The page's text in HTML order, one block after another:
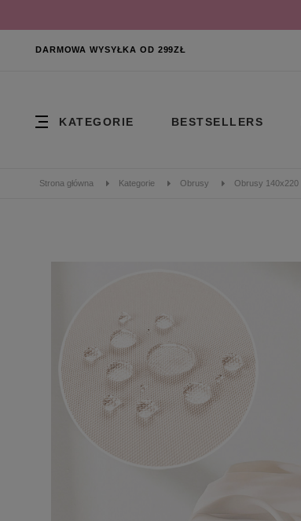
DARMOWA WYSYŁKA OD 299ZŁ
KATEGORIE BESTSELLERS
Strona główna Kategorie Obrusy Obrusy 140x220